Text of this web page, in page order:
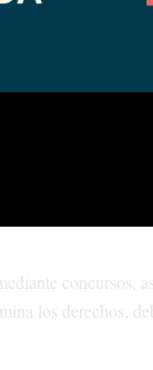
estatal
laborales,
en la
y
y la
CIPPA.
concursos,
los derechos,